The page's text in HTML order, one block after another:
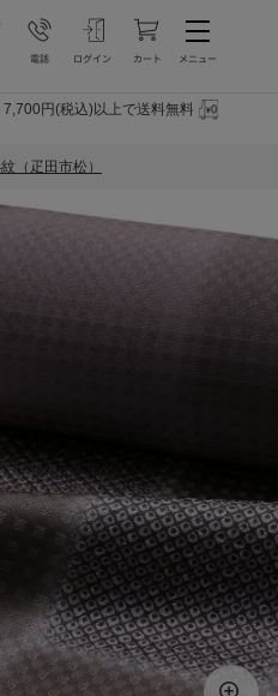
7,700円(税込)以上で送料無料
（疋田市松）